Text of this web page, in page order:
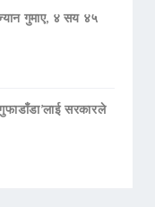
गुमाए, ४ सय ४५
सरकारले